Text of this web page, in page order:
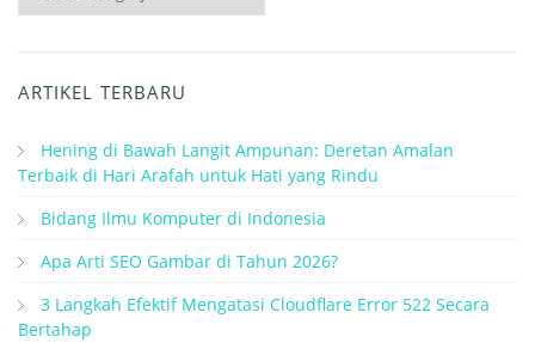
ARTIKEL TERBARU
Hening di Bawah Langit Ampunan: Deretan Amalan
Terbaik di Hari Arafah untuk Hati yang Rindu
Bidang Ilmu Komputer di Indonesia
Apa Arti SEO Gambar di Tahun 2026?
3 Langkah Efektif Mengatasi Cloudflare Error 522 Secara
Bertahap